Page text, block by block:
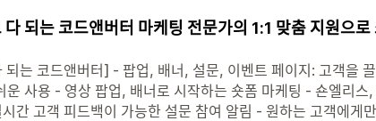
되는 코드앤버터 마케팅 전문가의 1:1 맞춤 지원으
는 코드앤버터] - 팝업, 배너, 설문, 이벤트 페이지: 고객을
사용 - 영상 팝업, 배너로 시작하는 숏폼 마케팅 - 숀엘리스
간 고객 피드백이 가능한 설문 참여 알림 - 원하는 고객에게